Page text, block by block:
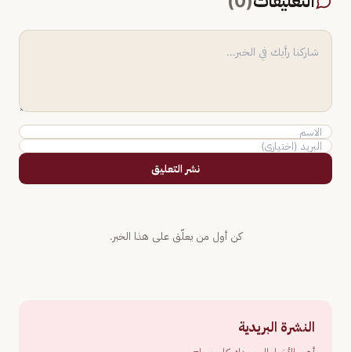
نشر التعليق
كن أول من يعلّق على هذا الخبر.
النشرة البريدية